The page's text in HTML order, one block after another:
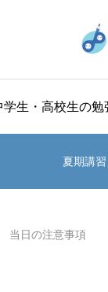
学生・高校生の
夏期講習
当日の注意事項